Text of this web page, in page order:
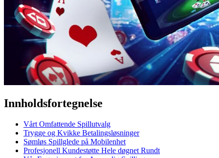
Innholdsfortegnelse
Vårt Omfattende Spillutvalg
Trygge og Kvikke Betalingsløsninger
Sømløs Spillglede på Mobilenhet
Profesjonell Kundestøtte Hele døgnet Rundt